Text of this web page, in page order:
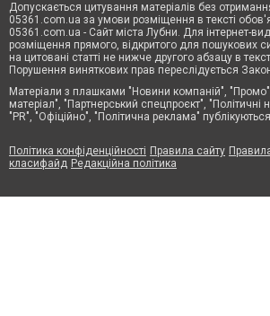
Допускається цитування матеріалів без
05361.com.ua за умови розміщення в тексті
05361.com.ua - Сайт міста Лубни. Для інтернет-
розміщення прямого, відкритого для пошукових
на цитовані статті не нижче другого абзацу в
Порушення виняткових прав переслідується
Матеріали з плашками "Новини компаній",
матеріал", "Партнерський спецпроєкт", "Політичні
"PR", "Офіційно", "Політична реклама"
Політика конфіденційності Правила сайту
класифайд Редакційна політика